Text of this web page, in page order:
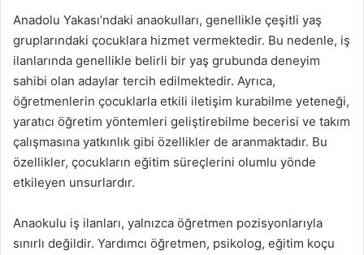
Anadolu Yakası’ndaki anaokulları, genellikle çeşitli yaş
gruplarındaki çocuklara hizmet vermektedir. Bu nedenle, iş
ilanlarında genellikle belirli bir yaş grubunda deneyim
sahibi olan adaylar tercih edilmektedir. Ayrıca,
öğretmenlerin çocuklarla etkili iletişim kurabilme yeteneği,
yaratıcı öğretim yöntemleri geliştirebilme becerisi ve takım
çalışmasına yatkınlık gibi özellikler de aranmaktadır. Bu
özellikler, çocukların eğitim süreçlerini olumlu yönde
etkileyen unsurlardır.
Anaokulu iş ilanları, yalnızca öğretmen pozisyonlarıyla
sınırlı değildir. Yardımcı öğretmen, psikolog, eğitim koçu